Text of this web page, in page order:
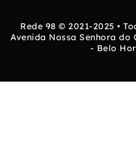
Rede 98 © 2021-2025 •
Avenida Nossa Senhora do
- Belo